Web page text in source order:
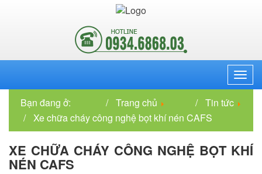
Menu
Bạn đang ở: Trang chủ
Tin tức
Xe chữa cháy công nghệ bọt khí nén CAFS
XE CHỮA CHÁY CÔNG NGHỆ BỌT KHÍ
NÉN CAFS